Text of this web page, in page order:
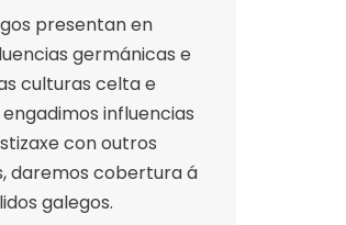
presentan en
germánicas e
culturas celta e
engadimos influencias
con outros
daremos cobertura á
galegos.